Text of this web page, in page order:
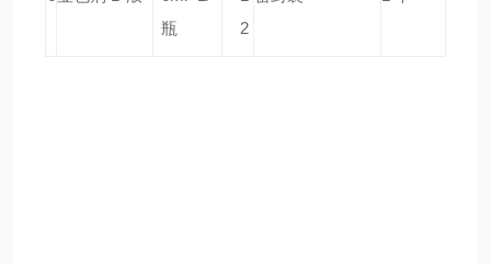
瓶
2